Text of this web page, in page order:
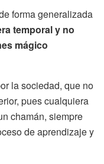
forma generalizada
temporal y no
mágico
la sociedad, que no
pues cualquiera
chamán, siempre
de aprendizaje y